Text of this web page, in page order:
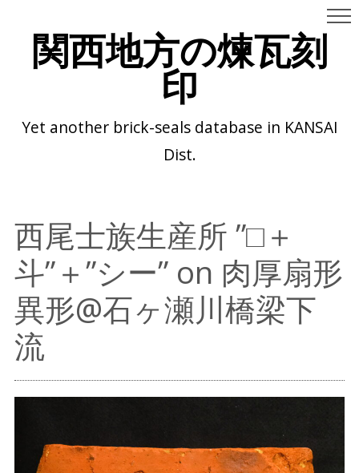
関西地方の煉瓦刻
印
Yet another brick-seals database in KANSAI
Dist.
西尾士族生産所 ”□＋
斗”＋”シー” on 肉厚扇形
異形@石ヶ瀬川橋梁下
流